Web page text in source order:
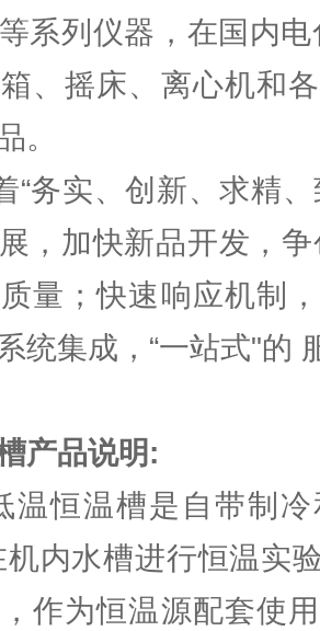
系列仪器，在国内
、摇床、离心机和
。
“务实、创新、求精
，加快新品开发，
量；快速响应机制
统集成，“一站式"的
产品说明:
温恒温槽是自带制
内水槽进行恒温实
作为恒温源配套使